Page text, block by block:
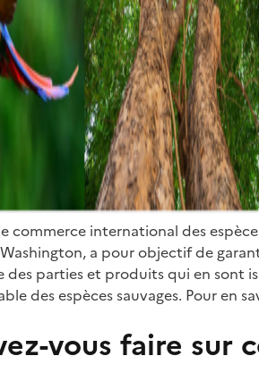
commerce international des
a pour objectif de
des parties et produits qui en sont
des espèces sauvages. Pour en
vous faire sur